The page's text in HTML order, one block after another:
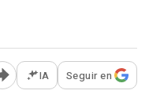
Abrir opciones para
IA Seguir en